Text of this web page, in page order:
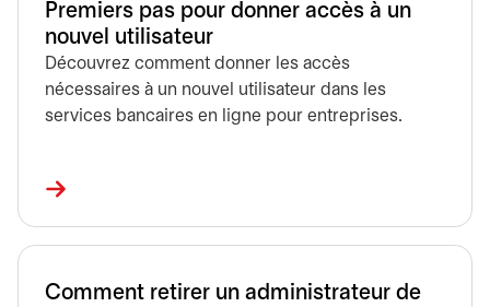
Premiers pas pour donner accès à un
nouvel utilisateur
Découvrez comment donner les accès
nécessaires à un nouvel utilisateur dans les
services bancaires en ligne pour entreprises.
Comment retirer un administrateur de